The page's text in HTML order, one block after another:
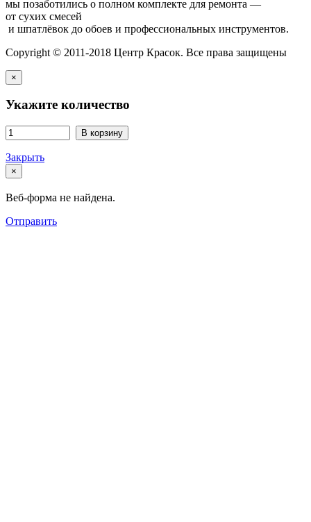
мы позаботились о полном комплекте для ремонта —
от сухих смесей
и шпатлёвок до обоев и профессиональных инструментов.
Copyright © 2011-2018 Центр Красок. Все права защищены
×
Укажите количество
В корзину
Закрыть
×
Веб-форма не найдена.
Отправить